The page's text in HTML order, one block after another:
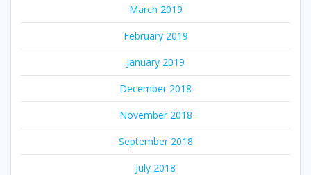
March 2019
February 2019
January 2019
December 2018
November 2018
September 2018
July 2018